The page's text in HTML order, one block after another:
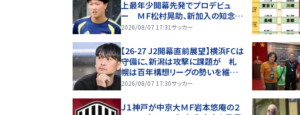
上最年少開幕先発でプロデビュ
ー ＭＦ松村晃助、新加入の知念
慶、ブランコも先発 “６万人開
2026/08/07 17:31サッカー
【26-27 J2開幕直前展望】横浜FCは
守備に、新潟は攻撃に課題が 札
幌は百年構想リーグの勢いを維持
できるか(2)
2026/08/07 17:30サッカー
Ｊ１神戸が中京大ＭＦ岩本悠庵の２